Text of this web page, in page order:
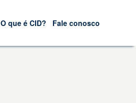
O que é CID? Fale conosco